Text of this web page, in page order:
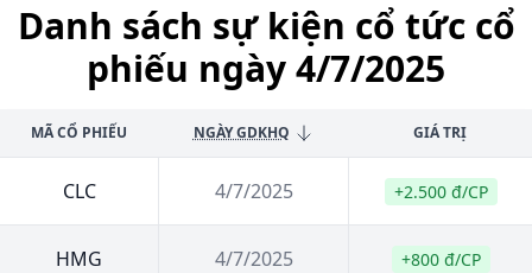
Danh sách sự kiện cổ tức cổ
phiếu ngày 4/7/2025
MÃ CỔ PHIẾU NGÀY GDKHQ GIÁ TRỊ
CLC 4/7/2025 +2.500 đ/CP
HMG 4/7/2025 +800 đ/CP